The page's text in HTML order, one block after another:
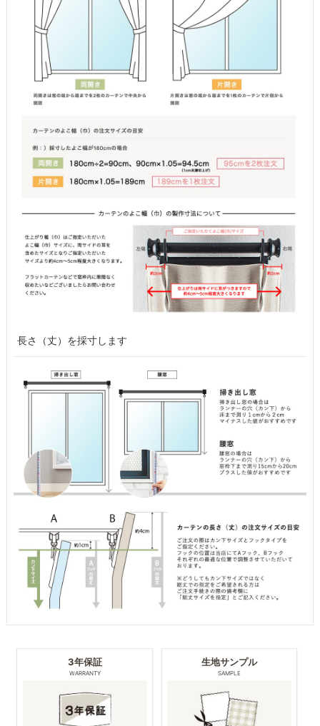
長さ（丈）を採寸します
3年保証
WARRANTY
生地サンプル
SAMPLE